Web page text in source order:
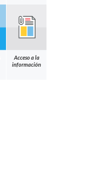
Acceso a la
información